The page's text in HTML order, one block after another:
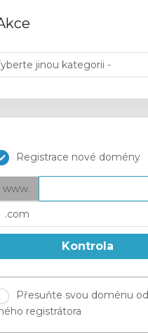
Registrace nové domény
www.
Kontrola
Přesuňte svou doménu od
registrátora